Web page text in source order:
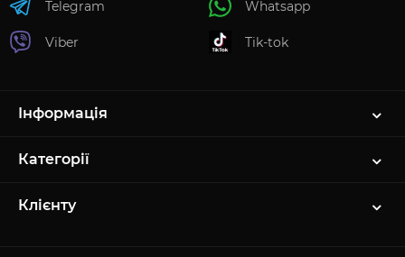
Telegram
Viber
Whatsapp
Tik-tok
Інформація
Категорії
Клієнту